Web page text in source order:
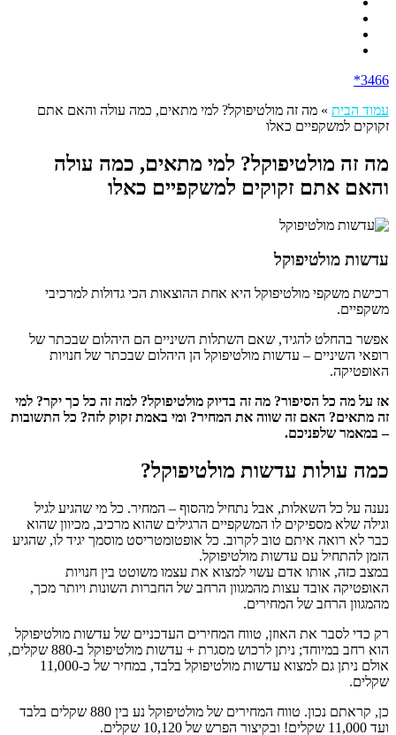
3466*
עמוד הבית » מה זה מולטיפוקל? למי מתאים, כמה עולה והאם אתם
זקוקים למשקפיים כאלו
מה זה מולטיפוקל? למי מתאים, כמה עולה
והאם אתם זקוקים למשקפיים כאלו
עדשות מולטיפוקל
רכישת משקפי מולטיפוקל היא אחת ההוצאות הכי גדולות למרכיבי
משקפיים.
אפשר בהחלט להגיד, שאם השתלות השיניים הם היהלום שבכתר של
רופאי השיניים – עדשות מולטיפוקל הן היהלום שבכתר של חנויות
האופטיקה.
אז על מה כל הסיפור? מה זה בדיוק מולטיפוקל? למה זה כל כך יקר? למי
זה מתאים? האם זה שווה את המחיר? ומי באמת זקוק לזה? כל התשובות
– במאמר שלפניכם.
כמה עולות עדשות מולטיפוקל?
נענה על כל השאלות, אבל נתחיל מהסוף – המחיר. כל מי שהגיע לגיל
וגילה שלא מספיקים לו המשקפיים הרגילים שהוא מרכיב, מכיוון שהוא
כבר לא רואה איתם טוב לקרוב. כל אופטומטריסט מוסמך יגיד לו, שהגיע
הזמן להתחיל עם עדשות מולטיפוקל.
במצב כזה, אותו אדם עשוי למצוא את עצמו משוטט בין חנויות
האופטיקה אובד עצות מהמגוון הרחב של החברות השונות ויותר מכך,
מהמגוון הרחב של המחירים.
רק כדי לסבר את האוזן, טווח המחירים העדכניים של עדשות מולטיפוקל
הוא רחב במיוחד; ניתן לרכוש מסגרת + עדשות מולטיפוקל ב-880 שקלים,
אולם ניתן גם למצוא עדשות מולטיפוקל בלבד, במחיר של כ-11,000
שקלים.
כן, קראתם נכון. טווח המחירים של מולטיפוקל נע בין 880 שקלים בלבד
ועד 11,000 שקלים! ובקיצור הפרש של 10,120 שקלים.